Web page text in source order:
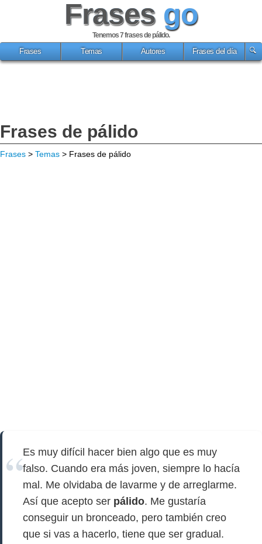
Frases go
Tenemos 7frases de pálido.
Frases
Temas Autores Frases del día
Frases de pálido
Frases > Temas > Frases de pálido
Es muy difícil hacer bien algo que es muy
falso. Cuando era más joven, siempre lo hacía
mal. Me olvidaba de lavarme y de arreglarme.
Así que acepto ser pálido. Me gustaría
conseguir un bronceado, pero también creo
que si vas a hacerlo, tiene que ser gradual.